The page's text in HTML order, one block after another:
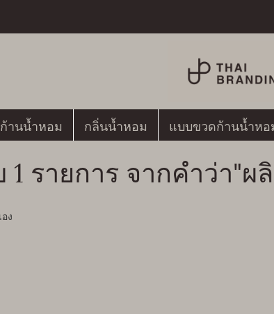
านน้ำหอม กลิ่นน้ำหอม แบบขวดก้านน้ำหอ
รายการ จากคำว่า"
ง